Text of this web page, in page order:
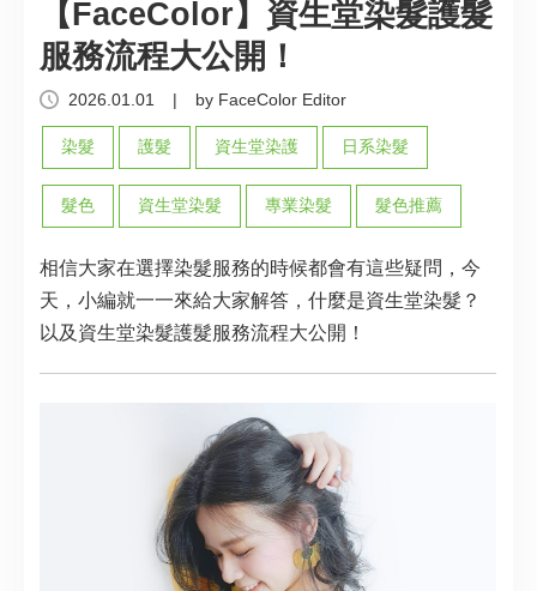
【FaceColor】資生堂染髮護髮
服務流程大公開！
2026.01.01 | by FaceColor Editor
染髮 護髮 資生堂染護 日系染髮
髮色 資生堂染髮 專業染髮 髮色推薦
相信大家在選擇染髮服務的時候都會有這些疑問，今
天，小編就一一來給大家解答，什麼是資生堂染髮？
以及資生堂染髮護髮服務流程大公開！